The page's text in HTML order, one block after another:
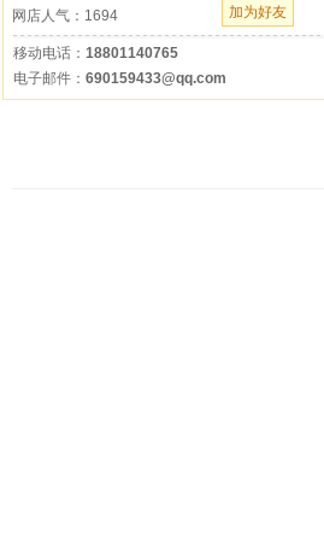
加为好友
网店人气：1694
移动电话：18801140765
电子邮件：690159433@qq.com